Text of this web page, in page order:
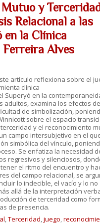
Mutuo y
Relacional a las
en la Clínica
Ferreira Alves
artículo reflexiona sobre el
clínica
Superyó en la
adultos, examina los efectos
de simbolización,
sobre el espacio
y el reconocimiento
campo intersubjetivo en el
simbólica del vínculo,
Se enfatiza la necesidad
regresivos y silenciosos,
el ritmo del encuentro y
del campo relacional, se
lo indecible, el vacío y lo no
allá de la interpretación
de terceridad como
de presencia.
,Terceridad,juego,